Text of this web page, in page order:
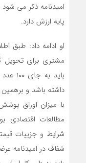
پایه ارزش دارد.
او ادامه داد: طبق
داشته باشد و
با میزان اوراق
مطالعات اقتصادی
شرایط و جزییات
شفاف در امیدنامه